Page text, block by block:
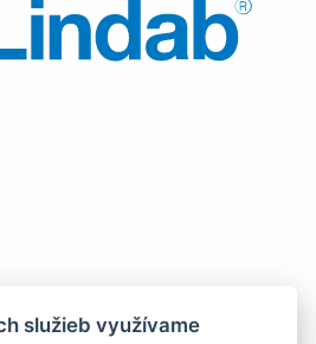
služieb využívame